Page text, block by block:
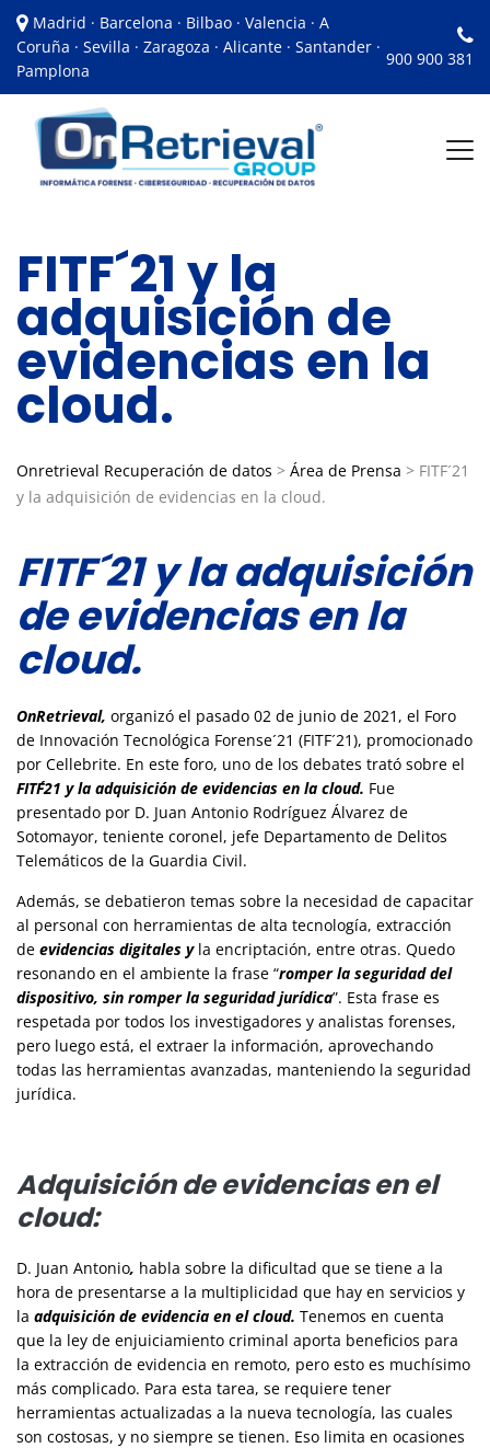
Madrid · Barcelona · Bilbao · Valencia · A
Coruña · Sevilla · Zaragoza · Alicante · Santander ·
Pamplona
900 900 381
FITF´21 y la
adquisición de
evidencias en la
cloud.
Onretrieval Recuperación de datos > Área de Prensa > FITF´21
y la adquisición de evidencias en la cloud.
FITF´21 y la adquisición
de evidencias en la
cloud.
OnRetrieval, organizó el pasado 02 de junio de 2021, el Foro
de Innovación Tecnológica Forense´21 (FITF´21), promocionado
por Cellebrite. En este foro, uno de los debates trató sobre el
FITF´21 y la adquisición de evidencias en la cloud. Fue
presentado por D. Juan Antonio Rodríguez Álvarez de
Sotomayor, teniente coronel, jefe Departamento de Delitos
Telemáticos de la Guardia Civil.
Además, se debatieron temas sobre la necesidad de capacitar
al personal con herramientas de alta tecnología, extracción
de evidencias digitales y la encriptación, entre otras. Quedo
resonando en el ambiente la frase “romper la seguridad del
dispositivo, sin romper la seguridad jurídica”. Esta frase es
respetada por todos los investigadores y analistas forenses,
pero luego está, el extraer la información, aprovechando
todas las herramientas avanzadas, manteniendo la seguridad
jurídica.
Adquisición de evidencias en el
cloud:
D. Juan Antonio, habla sobre la dificultad que se tiene a la
hora de presentarse a la multiplicidad que hay en servicios y
la adquisición de evidencia en el cloud. Tenemos en cuenta
que la ley de enjuiciamiento criminal aporta beneficios para
la extracción de evidencia en remoto, pero esto es muchísimo
más complicado. Para esta tarea, se requiere tener
herramientas actualizadas a la nueva tecnología, las cuales
son costosas, y no siempre se tienen. Eso limita en ocasiones